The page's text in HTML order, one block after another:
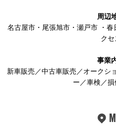
周辺
名古屋市 ・ 尾張旭市 ・ 瀬戸市 ・ 春
クセ
事業
新車販売／中古車販売／オークシ
ー／車検／